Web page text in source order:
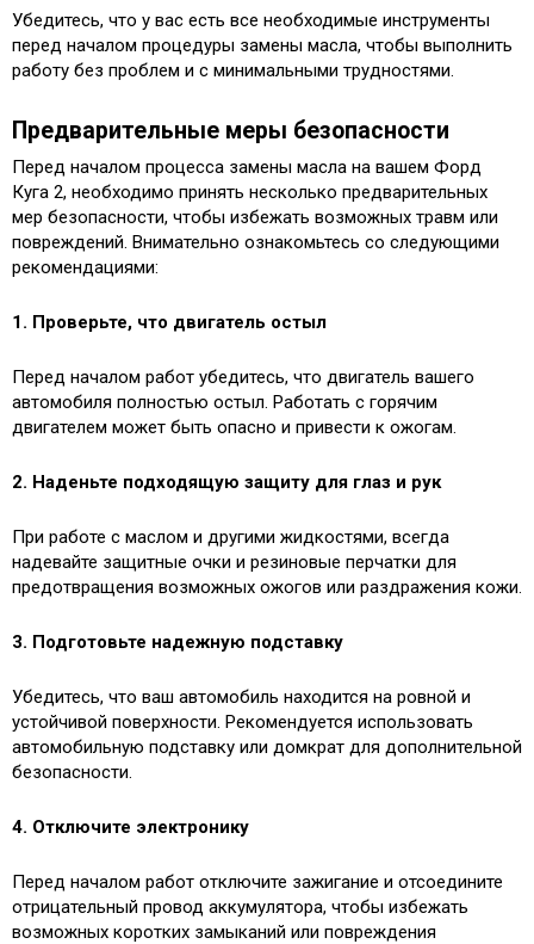
Убедитесь, что у вас есть все необходимые инструменты
перед началом процедуры замены масла, чтобы выполнить
работу без проблем и с минимальными трудностями.
Предварительные меры безопасности
Перед началом процесса замены масла на вашем Форд
Куга 2, необходимо принять несколько предварительных
мер безопасности, чтобы избежать возможных травм или
повреждений. Внимательно ознакомьтесь со следующими
рекомендациями:
1. Проверьте, что двигатель остыл
Перед началом работ убедитесь, что двигатель вашего
автомобиля полностью остыл. Работать с горячим
двигателем может быть опасно и привести к ожогам.
2. Наденьте подходящую защиту для глаз и рук
При работе с маслом и другими жидкостями, всегда
надевайте защитные очки и резиновые перчатки для
предотвращения возможных ожогов или раздражения кожи.
3. Подготовьте надежную подставку
Убедитесь, что ваш автомобиль находится на ровной и
устойчивой поверхности. Рекомендуется использовать
автомобильную подставку или домкрат для дополнительной
безопасности.
4. Отключите электронику
Перед началом работ отключите зажигание и отсоедините
отрицательный провод аккумулятора, чтобы избежать
возможных коротких замыканий или повреждения